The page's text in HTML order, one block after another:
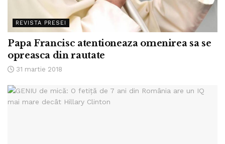
REVISTA PRESEI
Papa Francisc atentioneaza omenirea sa se
opreasca din rautate
31 martie 2018